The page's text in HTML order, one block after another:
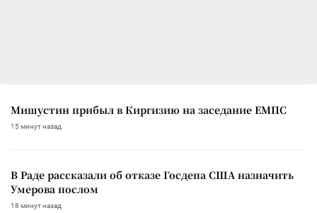
Мишустин прибыл в Киргизию на заседание ЕМПС
15 минут назад
В Раде рассказали об отказе Госдепа США назначить
Умерова послом
18 минут назад